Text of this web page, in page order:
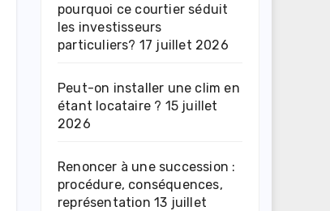
pourquoi ce courtier séduit
les investisseurs
particuliers? 17 juillet 2026
Peut-on installer une clim en
étant locataire ? 15 juillet
2026
Renoncer à une succession :
procédure, conséquences,
représentation 13 juillet